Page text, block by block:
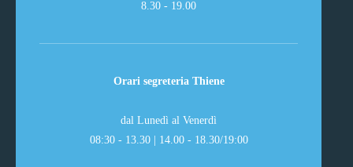
8.30 - 19.00
Orari segreteria Thiene
dal Lunedì al Venerdì
08:30 - 13.30 | 14.00 - 18.30/19:00